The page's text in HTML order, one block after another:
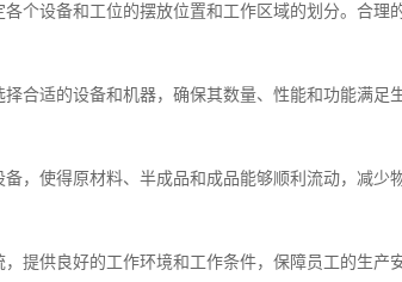
个设备和工位的摆放位置和工作区域的划分。合理
合适的设备和机器，确保其数量、性能和功能满足
，使得原材料、半成品和成品能够顺利流动，减少
提供良好的工作环境和工作条件，保障员工的生产